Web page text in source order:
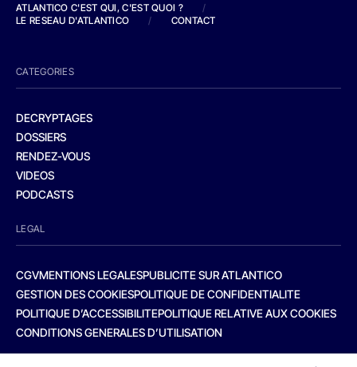
ATLANTICO C'EST QUI, C'EST QUOI ?
/
LE RESEAU D'ATLANTICO
/ CONTACT
CATEGORIES
DECRYPTAGES
DOSSIERS
RENDEZ-VOUS
VIDEOS
PODCASTS
LEGAL
CGVMENTIONS LEGALESPUBLICITE SUR ATLANTICO
GESTION DES COOKIESPOLITIQUE DE CONFIDENTIALITE
POLITIQUE D’ACCESSIBILITEPOLITIQUE RELATIVE AUX COOKIES
CONDITIONS GENERALES D’UTILISATION